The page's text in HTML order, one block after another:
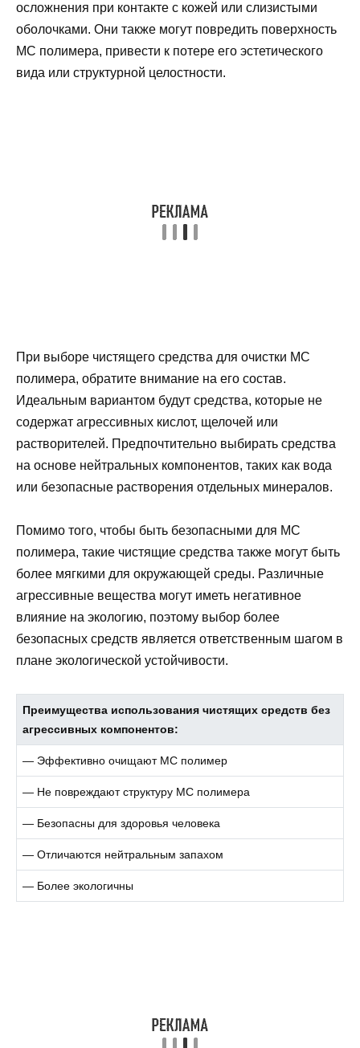
осложнения при контакте с кожей или слизистыми
оболочками. Они также могут повредить поверхность
МС полимера, привести к потере его эстетического
вида или структурной целостности.
При выборе чистящего средства для очистки МС
полимера, обратите внимание на его состав.
Идеальным вариантом будут средства, которые не
содержат агрессивных кислот, щелочей или
растворителей. Предпочтительно выбирать средства
на основе нейтральных компонентов, таких как вода
или безопасные растворения отдельных минералов.
Помимо того, чтобы быть безопасными для МС
полимера, такие чистящие средства также могут быть
более мягкими для окружающей среды. Различные
агрессивные вещества могут иметь негативное
влияние на экологию, поэтому выбор более
безопасных средств является ответственным шагом в
плане экологической устойчивости.
Преимущества использования чистящих средств без
агрессивных компонентов:
— Эффективно очищают МС полимер
— Не повреждают структуру МС полимера
— Безопасны для здоровья человека
— Отличаются нейтральным запахом
— Более экологичны